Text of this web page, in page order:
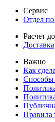
Сервис
Отдел по
Расчет
Доставка
Важно
Как
Способы
Правила